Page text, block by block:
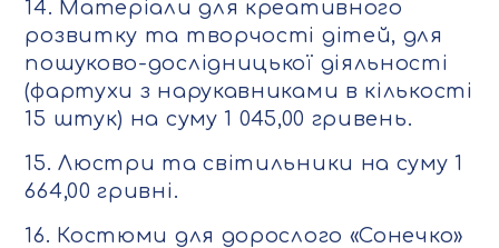
14. Матеріали для креативного
розвитку та творчості дітей, для
пошуково-дослідницької діяльності
(фартухи з нарукавниками в кількості
15 штук) на суму 1 045,00 гривень.
15. Люстри та світильники на суму 1
664,00 гривні.
16. Костюми для дорослого «Сонечко»